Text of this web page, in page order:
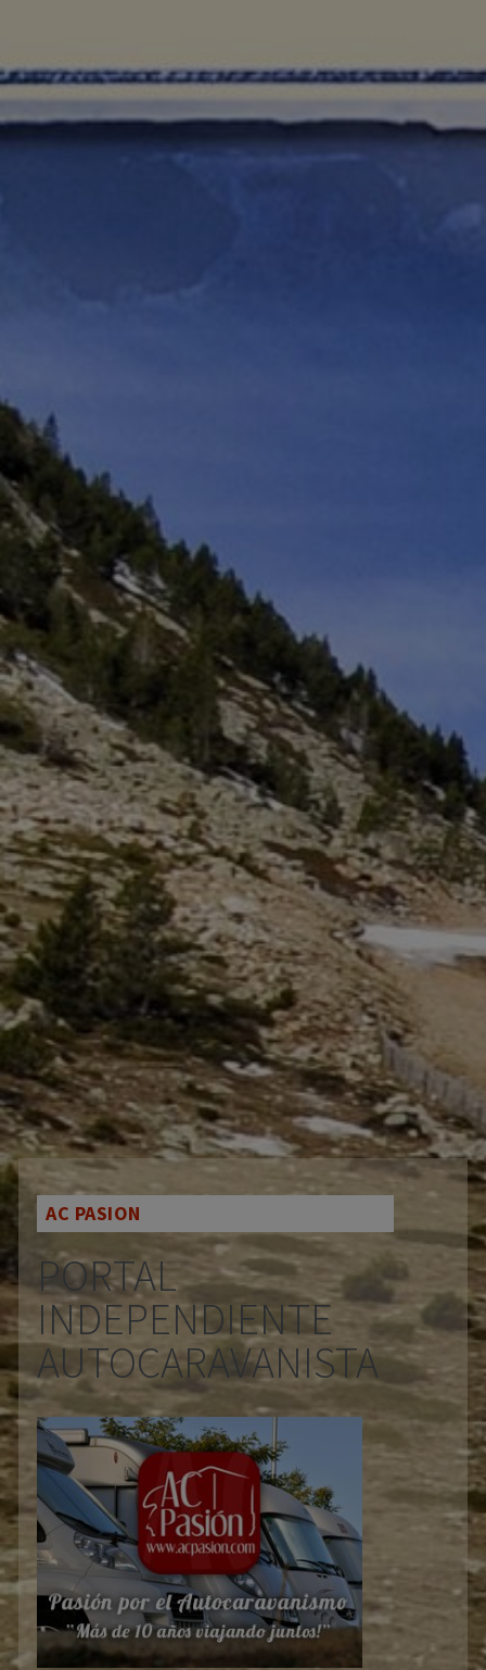
AC PASION
PORTAL
INDEPENDIENTE
AUTOCARAVANISTA